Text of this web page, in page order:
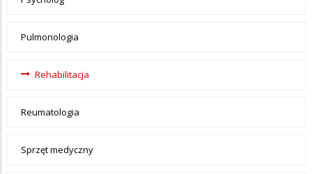
Pulmonologia
Rehabilitacja
Reumatologia
Sprzęt medyczny